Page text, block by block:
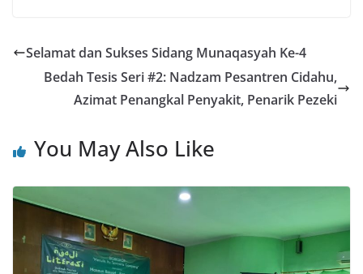
Selamat dan Sukses Sidang Munaqasyah Ke-4
Bedah Tesis Seri #2: Nadzam Pesantren Cidahu,
Azimat Penangkal Penyakit, Penarik Pezeki
You May Also Like